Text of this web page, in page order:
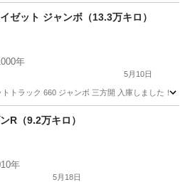
キャリイ ブラックリスト
ゼット ジャンボ（13.3万キロ）
年
5月10日
トラック 660 ジャンボ 三方開 入庫しました！
イゼット ジャンボ
R（9.2万キロ）
年
5月18日